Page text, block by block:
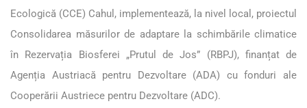
Ecologică (CCE) Cahul, implementează, la nivel local, proiectul
Consolidarea măsurilor de adaptare la schimbările climatice
în Rezervația Biosferei „Prutul de Jos” (RBPJ), finanțat de
Agenția Austriacă pentru Dezvoltare (ADA) cu fonduri ale
Cooperării Austriece pentru Dezvoltare (ADC).